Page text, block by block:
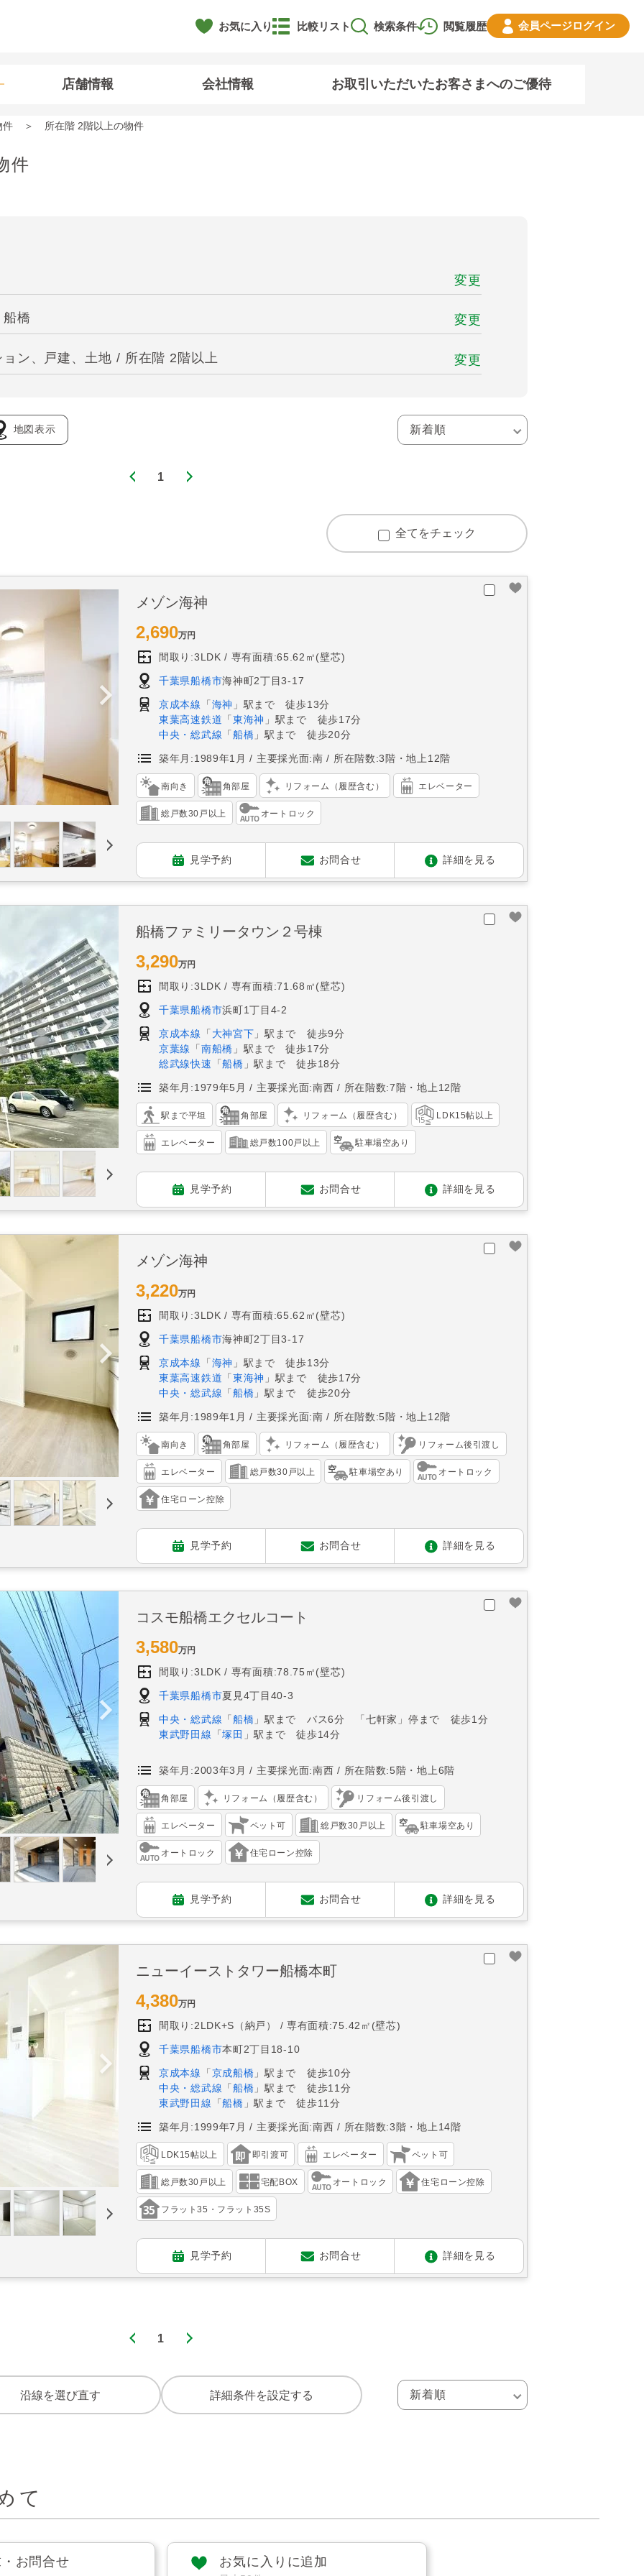
お気に入り 閲覧履歴
比較リスト 検索条件 会員ページログイン
店舗情報 会社情報 お取引いただいたお客さまへのご優待
件 所在階 2階以上の物件
件
変更
橋 変更
ン、戸建、土地 / 所在階 2階以上 変更
地図表示
1
全てをチェック
メゾン海神
2,690万円
間取り:3LDK 専有面積:65.62㎡(壁芯)
千葉県船橋市海神町2丁目3-17
京成本線 「 海神 」駅まで 徒歩13分
東葉高速鉄道 「 東海神 」駅まで 徒歩17分
中央・総武線 「 船橋 」駅まで 徒歩20分
築年月:1989年1月 主要採光面:南 所在階数:3階・地上12階
南向き 角部屋 リフォーム（履歴含む） エレベーター
総戸数30戸以上 オートロック
見学予約 お問合せ 詳細を見る
船橋ファミリータウン２号棟
3,290万円
間取り:3LDK 専有面積:71.68㎡(壁芯)
千葉県船橋市浜町1丁目4-2
京成本線 「 大神宮下 」駅まで 徒歩9分
京葉線
「 南船橋 」駅まで 徒歩17分
総武線快速 「船橋 」駅まで 徒歩18分
築年月:1979年5月 主要採光面:南西 所在階数:7階・地上12階
駅まで平坦 角部屋 リフォーム（履歴含む） LDK15帖以上
エレベーター 総戸数100戸以上 駐車場空あり
見学予約 お問合せ 詳細を見る
メゾン海神
3,220万円
間取り:3LDK 専有面積:65.62㎡(壁芯)
千葉県船橋市海神町2丁目3-17
京成本線 「 海神 」駅まで 徒歩13分
東葉高速鉄道 「 東海神 」駅まで 徒歩17分
中央・総武線 「 船橋 」駅まで 徒歩20分
築年月:1989年1月 主要採光面:南 所在階数:5階・地上12階
南向き 角部屋 リフォーム（履歴含む） リフォーム後引渡し
エレベーター 総戸数30戸以上 駐車場空あり オートロック
住宅ローン控除
見学予約 お問合せ 詳細を見る
コスモ船橋エクセルコート
3,580万円
間取り:3LDK 専有面積:78.75㎡(壁芯)
千葉県船橋市夏見4丁目40-3
中央・総武線 「 船橋 」駅まで バス6分 「七軒家」停まで 徒歩1分
東武野田線 「塚田 」駅まで 徒歩14分
築年月:2003年3月 主要採光面:南西 所在階数:5階・地上6階
角部屋 リフォーム（履歴含む） リフォーム後引渡し
エレベーター ペット可 総戸数30戸以上 駐車場空あり
オートロック 住宅ローン控除
見学予約 お問合せ 詳細を見る
ニューイーストタワー船橋本町
4,380万円
間取り:2LDK+S（納戸） 専有面積:75.42㎡(壁芯)
千葉県船橋市本町2丁目18-10
京成本線 「 京成船橋 」駅まで 徒歩10分
中央・総武線 「 船橋 」駅まで 徒歩11分
東武野田線 「船橋 」駅まで 徒歩11分
築年月:1999年7月 主要採光面:南西 所在階数:3階・地上14階
LDK15帖以上 即引渡可 エレベーター ペット可
総戸数30戸以上 宅配BOX オートロック 住宅ローン控除
フラット35・フラット35S
見学予約 お問合せ 詳細を見る
1
沿線を選び直す 詳細条件を設定する
て
お問合せ お気に入りに追加